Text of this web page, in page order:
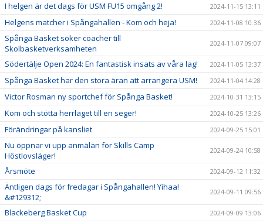
I helgen är det dags för USM FU15 omgång 2! 2024-11-15 13:11
Helgens matcher i Spångahallen - Kom och heja! 2024-11-08 10:36
Spånga Basket söker coacher till
Skolbasketverksamheten
2024-11-07 09:07
Södertälje Open 2024: En fantastisk insats av våra lag! 2024-11-05 13:37
Spånga Basket har den stora äran att arrangera USM! 2024-11-04 14:28
Victor Rosman ny sportchef för Spånga Basket! 2024-10-31 13:15
Kom och stötta herrlaget till en seger! 2024-10-25 13:26
Förändringar på kansliet 2024-09-25 15:01
Nu öppnar vi upp anmälan för Skills Camp
Höstlovsläger!
2024-09-24 10:58
Årsmöte 2024-09-12 11:32
Äntligen dags för fredagar i Spångahallen! Yihaa!
&#129312;
2024-09-11 09:56
Blackeberg Basket Cup 2024-09-09 13:06